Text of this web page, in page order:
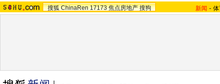
搜狐 ChinaRen 17173 焦点房地产 搜狗 新闻 -